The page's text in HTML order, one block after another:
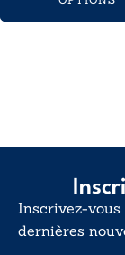
Inscrivez-vous
dernières